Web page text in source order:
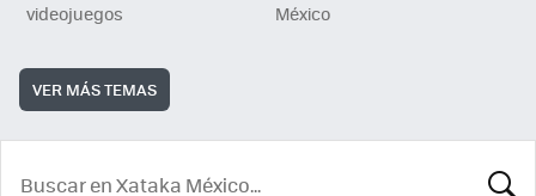
videojuegos
México
VER MÁS TEMAS